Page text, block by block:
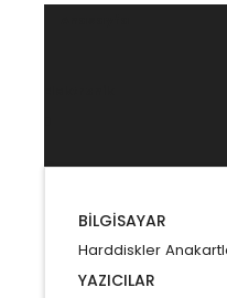
BILGISAYAR
Harddiskler
YAZICILAR
Elektronik
BILGISAYARHarddiskler
Tonerler